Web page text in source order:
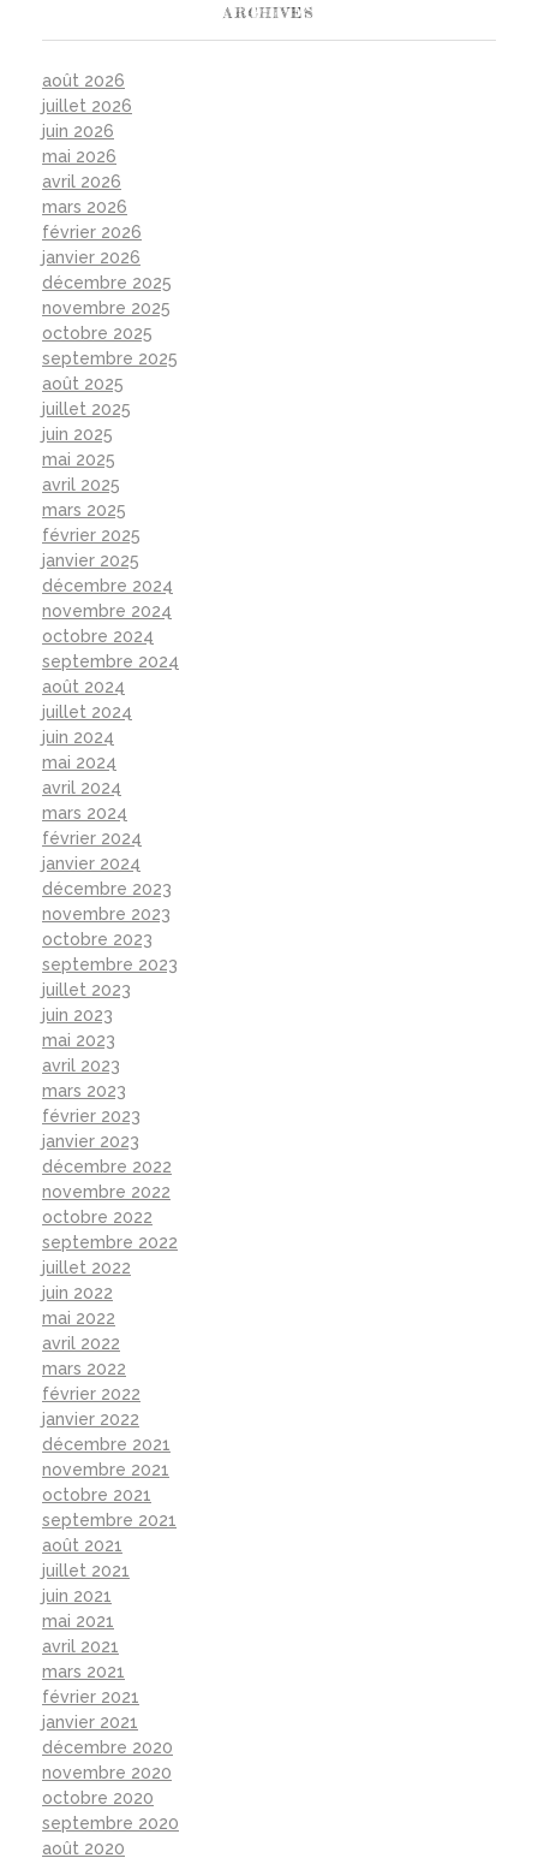
ARCHIVES
août 2026
juillet 2026
juin 2026
mai 2026
avril 2026
mars 2026
février 2026
janvier 2026
décembre 2025
novembre 2025
octobre 2025
septembre 2025
août 2025
juillet 2025
juin 2025
mai 2025
avril 2025
mars 2025
février 2025
janvier 2025
décembre 2024
novembre 2024
octobre 2024
septembre 2024
août 2024
juillet 2024
juin 2024
mai 2024
avril 2024
mars 2024
février 2024
janvier 2024
décembre 2023
novembre 2023
octobre 2023
septembre 2023
juillet 2023
juin 2023
mai 2023
avril 2023
mars 2023
février 2023
janvier 2023
décembre 2022
novembre 2022
octobre 2022
septembre 2022
juillet 2022
juin 2022
mai 2022
avril 2022
mars 2022
février 2022
janvier 2022
décembre 2021
novembre 2021
octobre 2021
septembre 2021
août 2021
juillet 2021
juin 2021
mai 2021
avril 2021
mars 2021
février 2021
janvier 2021
décembre 2020
novembre 2020
octobre 2020
septembre 2020
août 2020